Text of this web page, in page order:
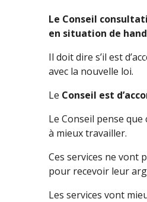
Le Conseil
en situation de
Il doit dire s’il est
avec la nouvelle loi.
Le Conseil est
Le Conseil pense que
à mieux travailler.
Ces services ne vont
pour recevoir leur
Les services vont